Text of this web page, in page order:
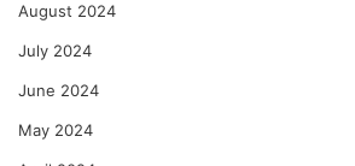
August 2024
July 2024
June 2024
May 2024